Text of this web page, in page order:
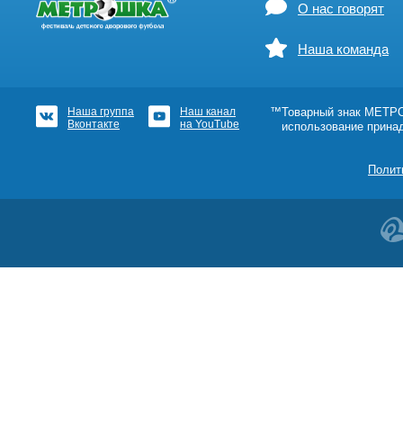
О нас говорят
Наша команда
Наша группа
Вконтакте
Наш канал
на YouTube
™Товарный знак
использование